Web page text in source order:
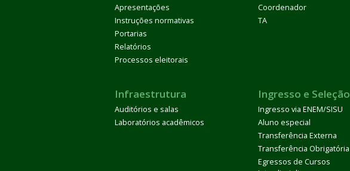
Apresentações
Instruções normativas
Portarias
Relatórios
Processos eleitorais
Coordenador
TA
Infraestrutura
Auditórios e salas
Laboratórios acadêmicos
Ingresso e Seleção
Ingresso via ENEM/SISU
Aluno especial
Transferência Externa
Transferência Obrigatória
Egressos de Cursos